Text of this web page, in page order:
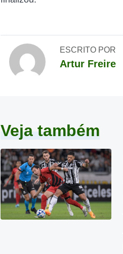
ESCRITO POR
Artur Freire
Veja também